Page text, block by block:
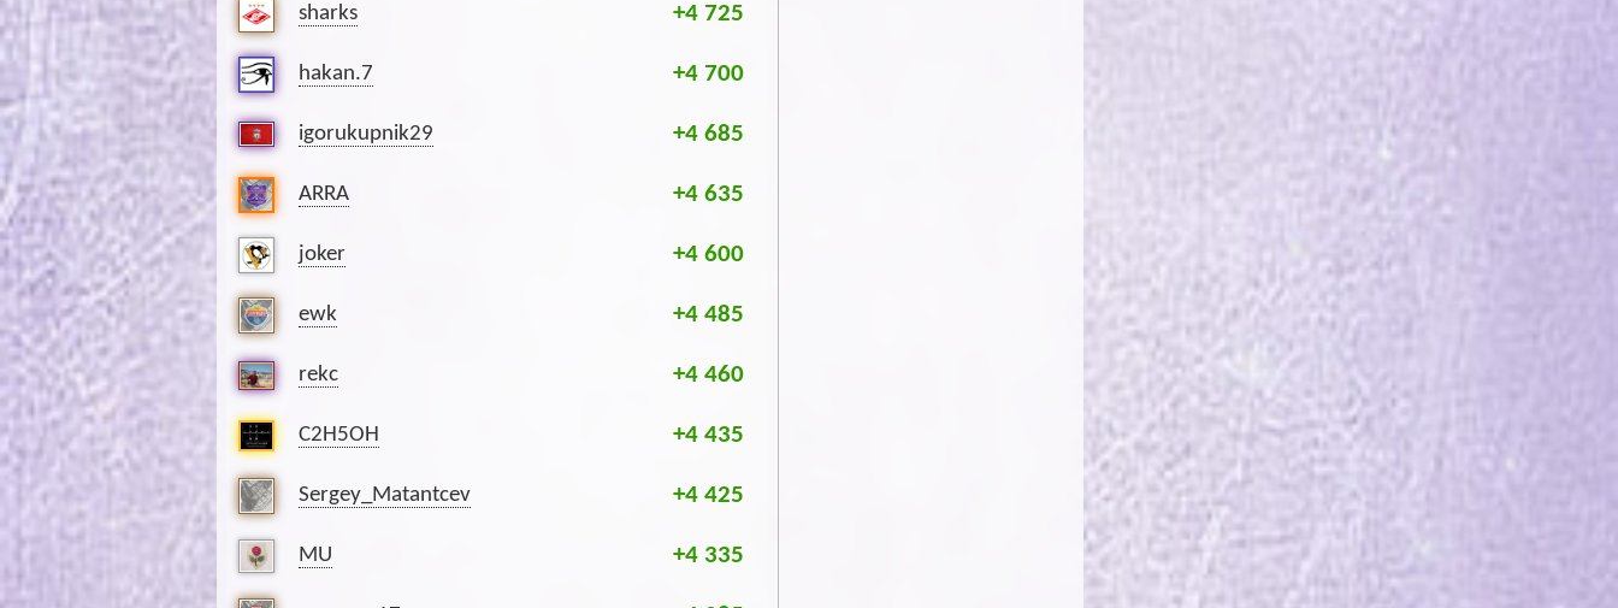
sharks +4 725
hakan.7 +4 700
igorukupnik29 +4 685
ARRA +4 635
joker +4 600
ewk +4 485
rekc +4 460
C2H5OH +4 435
Sergey_Matantcev +4 425
MU +4 335